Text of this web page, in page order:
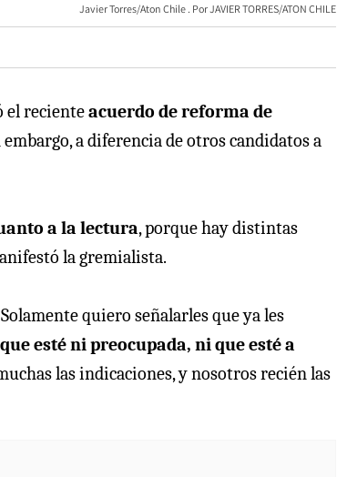
Javier Torres/Aton Chile JAVIER TORRES/ATON CHILE
el recienteacuerdo de reforma de
a diferencia de otros candidatos a
a la lectura, porque hay distintas
la gremialista.
quiero señalarles que ya les
esté ni preocupada, ni que esté a
las indicaciones, y nosotros recién las